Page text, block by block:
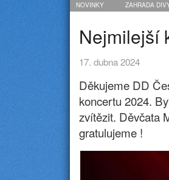
NOVINKY ZAHRADA
Nejmilejší
17. dubna 2024
Děkujeme DD
koncertu 2024.
zvítězit. Děvčata
gratulujeme !